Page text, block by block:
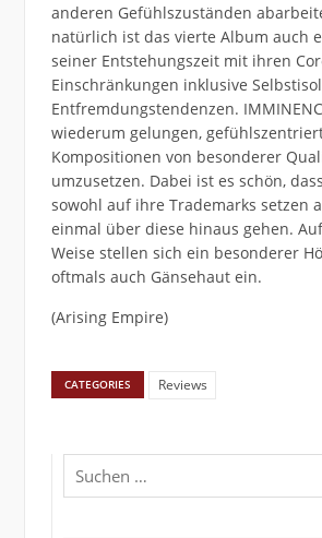
anderen Gefühlszuständen
natürlich ist das vierte Album auch
seiner Entstehungszeit mit ihren
Einschränkungen inklusive
Entfremdungstendenzen.
wiederum gelungen,
Kompositionen von besonderer
umzusetzen. Dabei ist es schön,
sowohl auf ihre Trademarks setzen
einmal über diese hinaus gehen.
Weise stellen sich ein besonderer
oftmals auch Gänsehaut ein.
(Arising Empire)
CATEGORIES Reviews
Suchen
nach: